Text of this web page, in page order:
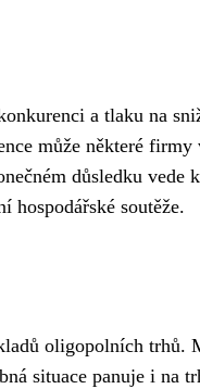
a tlaku na
může některé
důsledku
hospodářské soutěže.
oligopolních
situace panuje i na